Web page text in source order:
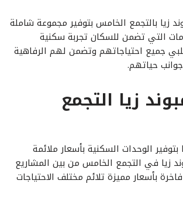
زيا بالتجمع الخامس بتوفير مجموعة شاملة
التي تضمن للسكان تجربة سكنية
جميع احتياجاتهم وتضمن لهم الرفاهية
حياتهم.
زيا التجمع
بتوفير الوحدات السكنية بأسعار ملائمة
زيا في التجمع الخامس من بين المشاريع
بأسعار مميزة تلائم مختلف الاحتياجات